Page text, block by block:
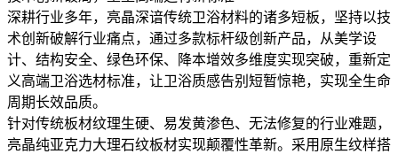
深耕行业多年，亮晶深谙传统卫浴材料的诸多短板，坚持以技
术创新破解行业痛点，通过多款标杆级创新产品，从美学设
计、结构安全、绿色环保、降本增效多维度实现突破，重新定
义高端卫浴选材标准，让卫浴质感告别短暂惊艳，实现全生命
周期长效品质。
针对传统板材纹理生硬、易发黄渗色、无法修复的行业难题，
亮晶纯亚克力大理石纹板材实现颠覆性革新。采用原生纹样搭